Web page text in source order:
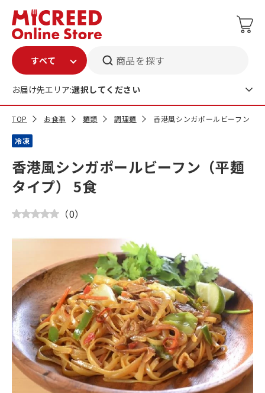
商品を探す
お届け先エリア:選択してください
TOP お食事 麺類 調理麺 香港風シンガポールビーフン（
冷凍
香港風シンガポールビーフン（平麺
タイプ） 5食
（0）